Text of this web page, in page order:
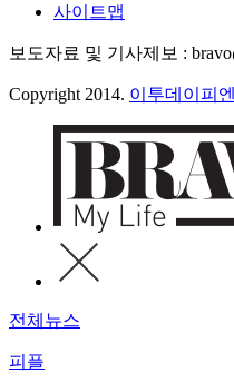
사이트맵
보도자료 및 기사제보 :
Copyright 2014. 이투데이피
전체뉴스
피플